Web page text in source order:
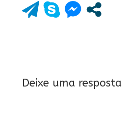
Deixe uma resposta